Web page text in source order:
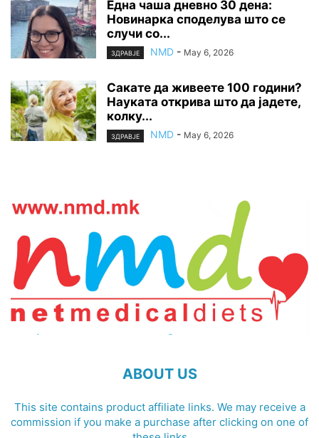
Една чаша дневно 30 дена:
Новинарка споделува што се
случи со...
ЗДРАВЈЕ NMD - May 6, 2026
Сакате да живеете 100 години?
Науката открива што да јадете,
колку...
ЗДРАВЈЕ NMD - May 6, 2026
ABOUT US
This site contains product affiliate links. We may receive a
commission if you make a purchase after clicking on one of